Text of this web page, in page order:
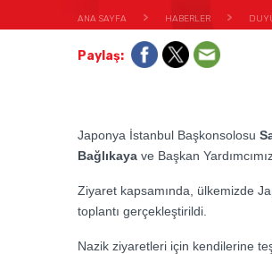
ANA SAYFA HABERLER
Paylaş:
Japonya İstanbul Başkonsolosu
Bağlıkaya ve Başkan
Ziyaret kapsamında, ülkemizde
toplantı gerçekleştirildi.
Nazik ziyaretleri için kendilerine